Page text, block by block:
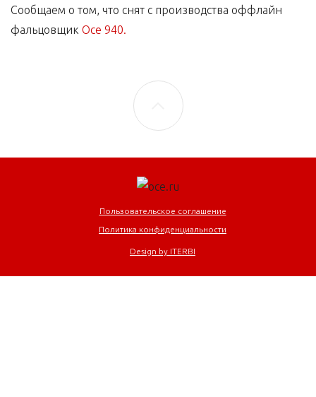
Сообщаем о том, что снят с производства оффлайн
фальцовщик Осе 940.
Пользовательское соглашение
Политика конфиденциальности
Design by ITERBI